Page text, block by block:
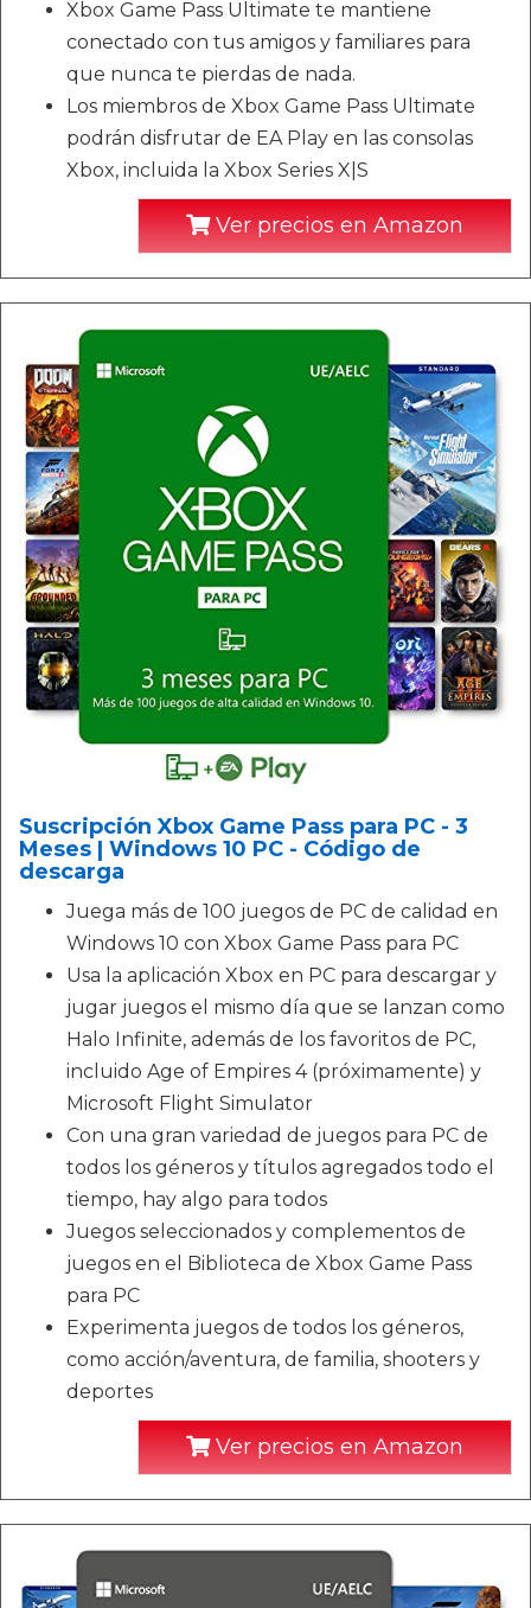
Xbox Game Pass Ultimate te mantiene
conectado con tus amigos y familiares para
que nunca te pierdas de nada.
Los miembros de Xbox Game Pass Ultimate
podrán disfrutar de EA Play en las consolas
Xbox, incluida la Xbox Series X|S
Ver precios en Amazon
Suscripción Xbox Game Pass para PC - 3
Meses | Windows 10 PC - Código de
descarga
Juega más de 100 juegos de PC de calidad en
Windows 10 con Xbox Game Pass para PC
Usa la aplicación Xbox en PC para descargar y
jugar juegos el mismo día que se lanzan como
Halo Infinite, además de los favoritos de PC,
incluido Age of Empires 4 (próximamente) y
Microsoft Flight Simulator
Con una gran variedad de juegos para PC de
todos los géneros y títulos agregados todo el
tiempo, hay algo para todos
Juegos seleccionados y complementos de
juegos en el Biblioteca de Xbox Game Pass
para PC
Experimenta juegos de todos los géneros,
como acción/aventura, de familia, shooters y
deportes
Ver precios en Amazon